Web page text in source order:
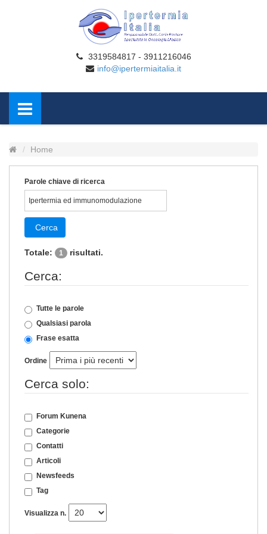
3319584817 - 3911216046
info@ipertermiaitalia.it
Home
Parole chiave di ricerca
Cerca
Totale: 1 risultati.
Cerca:
Tutte le parole
Qualsiasi parola
Frase esatta
Ordine
Cerca solo:
Forum Kunena
Categorie
Contatti
Articoli
Newsfeeds
Tag
Visualizza n.